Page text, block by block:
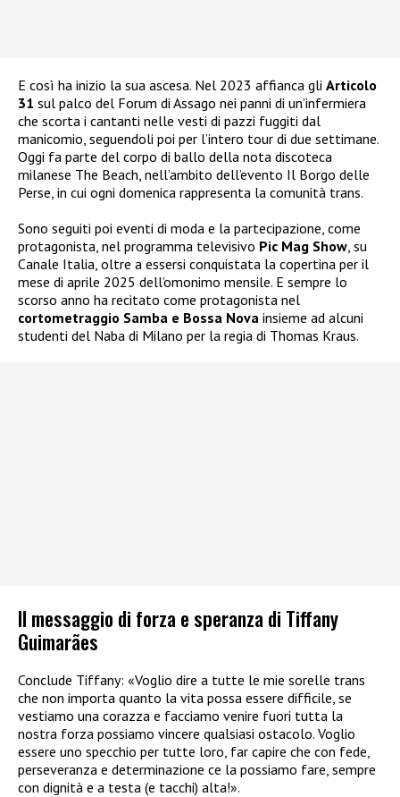
E così ha inizio la sua ascesa. Nel 2023 affianca gli Articolo
31 sul palco del Forum di Assago nei panni di un’infermiera
che scorta i cantanti nelle vesti di pazzi fuggiti dal
manicomio, seguendoli poi per l’intero tour di due settimane.
Oggi fa parte del corpo di ballo della nota discoteca
milanese The Beach, nell’ambito dell’evento Il Borgo delle
Perse, in cui ogni domenica rappresenta la comunità trans.
Sono seguiti poi eventi di moda e la partecipazione, come
protagonista, nel programma televisivo Pic Mag Show, su
Canale Italia, oltre a essersi conquistata la copertina per il
mese di aprile 2025 dell’omonimo mensile. E sempre lo
scorso anno ha recitato come protagonista nel
cortometraggio Samba e Bossa Nova insieme ad alcuni
studenti del Naba di Milano per la regia di Thomas Kraus.
Il messaggio di forza e speranza di Tiffany
Guimarães
Conclude Tiffany: «Voglio dire a tutte le mie sorelle trans
che non importa quanto la vita possa essere difficile, se
vestiamo una corazza e facciamo venire fuori tutta la
nostra forza possiamo vincere qualsiasi ostacolo. Voglio
essere uno specchio per tutte loro, far capire che con fede,
perseveranza e determinazione ce la possiamo fare, sempre
con dignità e a testa (e tacchi) alta!».